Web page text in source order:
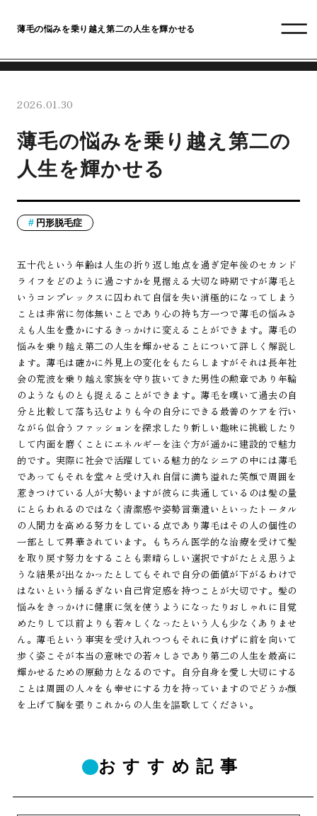
薄毛の悩みを乗り越え第二の人生を輝かせる
2026.01.30
薄毛の悩みを乗り越え第二の
人生を輝かせる
円形脱毛症
五十代という年齢は人生の折り返し地点を過ぎ定年後のセカンド
ライフをどのように過ごすかを見据える大切な時期ですが薄毛と
いうコンプレックスに囚われて自信を失い消極的になってしまう
ことは非常に勿体無いことであり心の持ち方一つで薄毛の悩みさ
えも人生を豊かにするきっかけに変えることができます。薄毛の
悩みを乗り越え第二の人生を輝かせることについて詳しく解説し
ます。薄毛は確かに外見上の変化をもたらしますがそれは長年社
会の荒波を乗り越え家族を守り抜いてきた男性の勲章であり年輪
のようなものとも捉えることができます。薄毛を嘆いて過去の自
分と比較して落ち込むよりも今の自分にできる最善のケアを行い
ながら似合うファッションを探求したり新しい趣味に挑戦したり
して内面を磨くことにエネルギーを注ぐ方が遥かに建設的で魅力
的です。実際に社会で活躍している魅力的なシニアの中には薄毛
であってもそれを堂々と受け入れ自信に満ち溢れた笑顔で周囲を
惹きつけている人が大勢いますが彼らに共通しているのは髪の量
にとらわれるのではなく清潔感や姿勢言葉遣いといったトータル
の人間力を高める努力をしている点であり薄毛はその人の個性の
一部として昇華されています。もちろん医学的な治療を受けて髪
を取り戻す努力をすることも素晴らしい選択ですがたとえ思うよ
うな結果が出なかったとしてもそれで自分の価値が下がるわけで
はないという揺るぎない自己肯定感を持つことが大切です。髪の
悩みをきっかけに健康に気を使うようになったりおしゃれに目覚
めたりして以前よりも若々しくなったという人も少なくありませ
ん。薄毛という事実を受け入れつつもそれに負けずに前を向いて
歩く姿こそが本当の意味での若々しさであり第二の人生を最高に
輝かせるための原動力となるのです。自分自身を愛し大切にする
ことは周囲の人々をも幸せにする力を持っていますのでどうか顔
を上げて胸を張りこれからの人生を謳歌してください。
おすすめ記事